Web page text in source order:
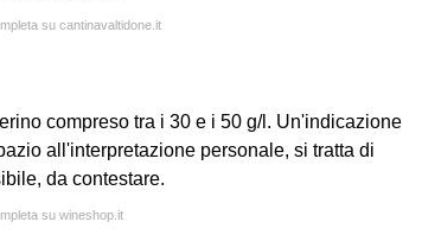
su cantinavaltidone.it
compreso tra i 30 e i 50 g/l. Un'indicazione
all'interpretazione personale, si tratta di
da contestare.
su wineshop.it